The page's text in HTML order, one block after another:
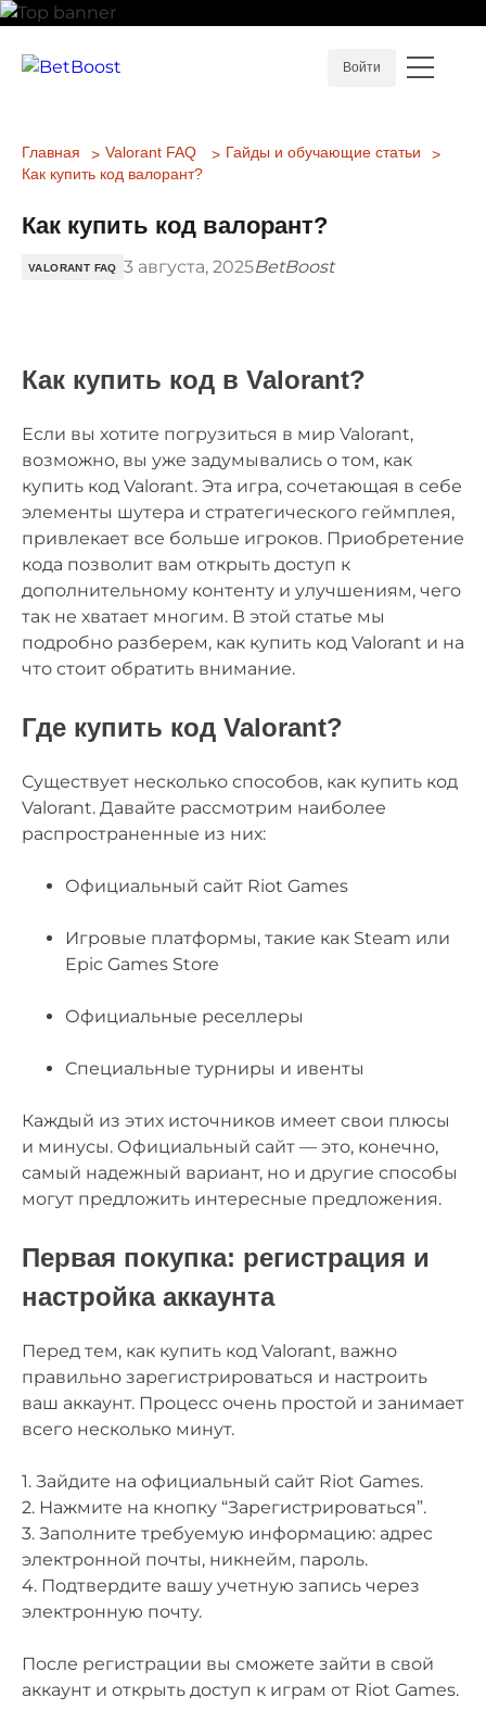
Войти
Главная Valorant FAQ
Гайды и обучающие статьи
Как купить код валорант?
Как купить код валорант?
VALORANT FAQ 3 августа, 2025BetBoost
Как купить код в Valorant?
Если вы хотите погрузиться в мир Valorant,
возможно, вы уже задумывались о том, как
купить код Valorant. Эта игра, сочетающая в себе
элементы шутера и стратегического геймплея,
привлекает все больше игроков. Приобретение
кода позволит вам открыть доступ к
дополнительному контенту и улучшениям, чего
так не хватает многим. В этой статье мы
подробно разберем, как купить код Valorant и на
что стоит обратить внимание.
Где купить код Valorant?
Существует несколько способов, как купить код
Valorant. Давайте рассмотрим наиболее
распространенные из них:
Официальный сайт Riot Games
Игровые платформы, такие как Steam или
Epic Games Store
Официальные реселлеры
Специальные турниры и ивенты
Каждый из этих источников имеет свои плюсы
и минусы. Официальный сайт — это, конечно,
самый надежный вариант, но и другие способы
могут предложить интересные предложения.
Первая покупка: регистрация и
настройка аккаунта
Перед тем, как купить код Valorant, важно
правильно зарегистрироваться и настроить
ваш аккаунт. Процесс очень простой и занимает
всего несколько минут.
1. Зайдите на официальный сайт Riot Games.
2. Нажмите на кнопку “Зарегистрироваться”.
3. Заполните требуемую информацию: адрес
электронной почты, никнейм, пароль.
4. Подтвердите вашу учетную запись через
электронную почту.
После регистрации вы сможете зайти в свой
аккаунт и открыть доступ к играм от Riot Games.